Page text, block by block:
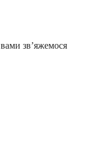
звʼяжемося